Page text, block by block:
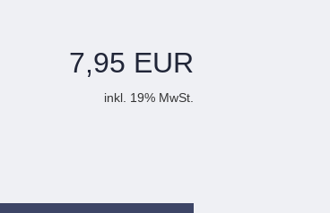
7,95 EUR
inkl. 19% MwSt.